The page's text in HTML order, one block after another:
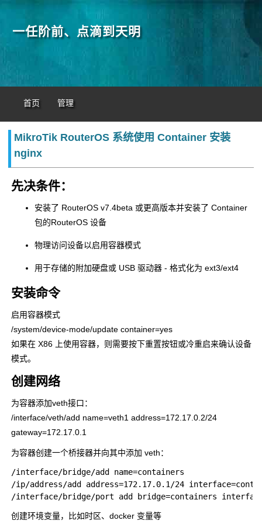
一任阶前、点滴到天明
首页 管理
MikroTik RouterOS 系统使用 Container 安装
nginx
先决条件：
安装了 RouterOS v7.4beta 或更高版本并安装了 Container
包的RouterOS 设备
物理访问设备以启用容器模式
用于存储的附加硬盘或 USB 驱动器 - 格式化为 ext3/ext4
安装命令
启用容器模式
/system/device-mode/update container=yes
如果在 X86 上使用容器，则需要按下重置按钮或冷重启来确认设备
模式。
创建网络
为容器添加veth接口：
/interface/veth/add name=veth1 address=172.17.0.2/24
gateway=172.17.0.1
为容器创建一个桥接器并向其中添加 veth：
/interface/bridge/add name=containers
/ip/address/add address=172.17.0.1/24
创建环境变量，比如时区、docker 变量等